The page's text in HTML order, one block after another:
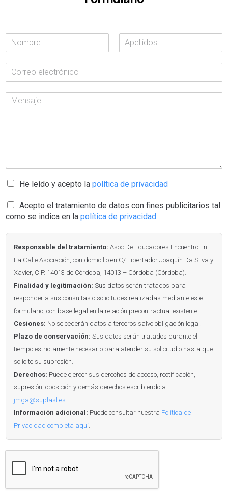
He leído y acepto la política de privacidad
Acepto el tratamiento de datos con fines publicitarios tal
como se indica en la política de privacidad
Responsable del tratamiento: Asoc De Educadores Encuentro En
La Calle Asociación, con domicilio en C/ Libertador Joaquín Da Silva y
Xavier, C.P. 14013 de Córdoba, 14013 – Córdoba (Córdoba).
Finalidad y legitimación: Sus datos serán tratados para
responder a sus consultas o solicitudes realizadas mediante este
formulario, con base legal en la relación precontractual existente.
Cesiones: No se cederán datos a terceros salvo obligación legal.
Plazo de conservación: Sus datos serán tratados durante el
tiempo estrictamente necesario para atender su solicitud o hasta que
solicite su supresión.
Derechos: Puede ejercer sus derechos de acceso, rectificación,
supresión, oposición y demás derechos escribiendo a
jmga@suplasl.es
Información adicional: Puede consultar nuestra Política de
Privacidad completa aquí